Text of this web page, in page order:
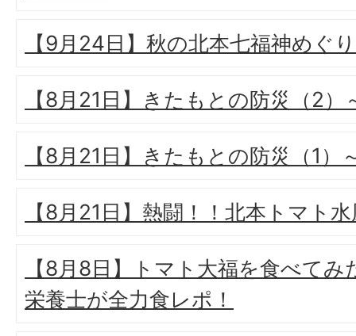
【9月24日】秋の北本七福神めぐり
【8月21日】きたもとの防災（2
【8月21日】きたもとの防災（1）
【8月21日】熱闘！！北本トマト
【8月8日】トマト大福を食べて
栄養士が全力食レポ！